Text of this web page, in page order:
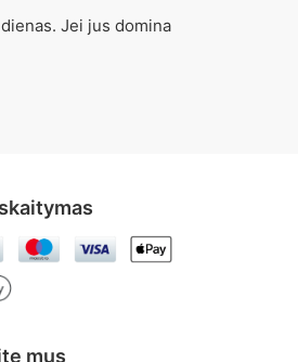
Jei jus domina
mus